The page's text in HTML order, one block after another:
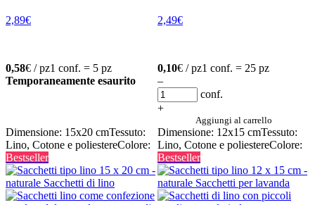
2,89€
0,58€ / pz1 conf. = 5 pz
Temporaneamente esaurito
2,49€
0,10€ / pz1 conf. = 25 pz
–
conf.
+
Aggiungi al carrello
Dimensione: 15x20 cmTessuto:
Lino, Cotone e poliestereColore:
Bestseller
Dimensione: 12x15 cmTessuto:
Lino, Cotone e poliestereColore:
Bestseller